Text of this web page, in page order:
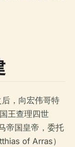
，向宏伟哥特
王查理四世
帝国皇帝，委托
of Arras）